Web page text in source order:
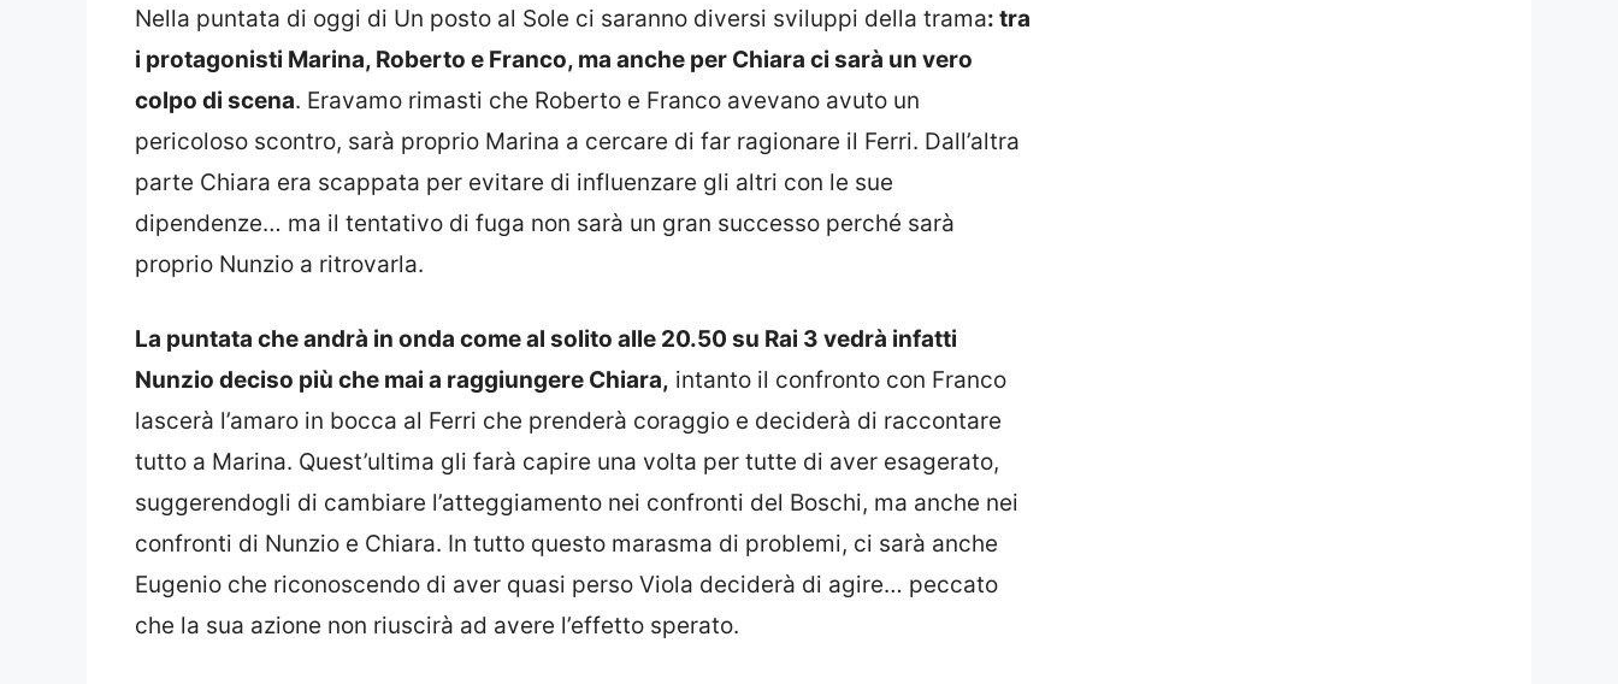
Nella puntata di oggi di Un posto al Sole ci saranno diversi sviluppi della trama: tra
i protagonisti Marina, Roberto e Franco, ma anche per Chiara ci sarà un vero
colpo di scena. Eravamo rimasti che Roberto e Franco avevano avuto un
pericoloso scontro, sarà proprio Marina a cercare di far ragionare il Ferri. Dall’altra
parte Chiara era scappata per evitare di influenzare gli altri con le sue
dipendenze… ma il tentativo di fuga non sarà un gran successo perché sarà
proprio Nunzio a ritrovarla.
La puntata che andrà in onda come al solito alle 20.50 su Rai 3 vedrà infatti
Nunzio deciso più che mai a raggiungere Chiara, intanto il confronto con Franco
lascerà l’amaro in bocca al Ferri che prenderà coraggio e deciderà di raccontare
tutto a Marina. Quest’ultima gli farà capire una volta per tutte di aver esagerato,
suggerendogli di cambiare l’atteggiamento nei confronti del Boschi, ma anche nei
confronti di Nunzio e Chiara. In tutto questo marasma di problemi, ci sarà anche
Eugenio che riconoscendo di aver quasi perso Viola deciderà di agire… peccato
che la sua azione non riuscirà ad avere l’effetto sperato.